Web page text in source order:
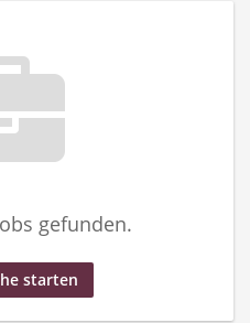
gefunden.
starten